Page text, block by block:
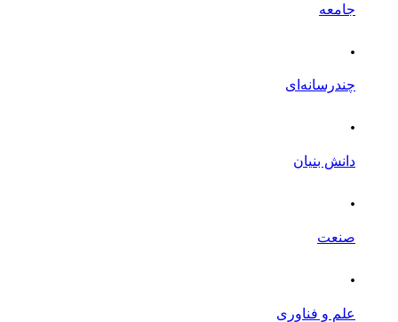
جامعه
.
چندرسانه‌ای
.
دانش بنیان
.
صنعت
.
علم و فناوری